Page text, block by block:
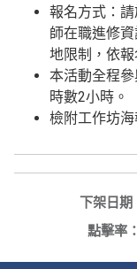
報名方式：
師在職進修
地限制，依
本活動全程
時數2小時。
檢附工作坊
下架日期
點擊率：